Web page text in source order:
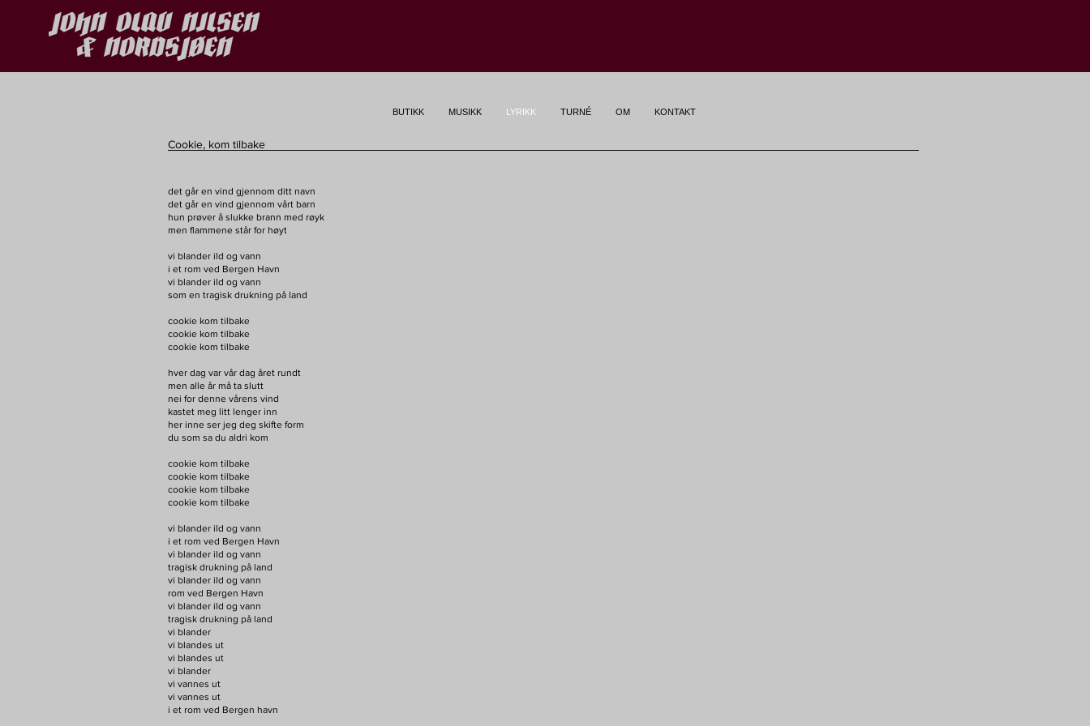
BUTIKK MUSIKK LYRIKK TURNÉ OM KONTAKT
Cookie, kom tilbake
det går en vind gjennom ditt navn
det går en vind gjennom vårt barn
hun prøver å slukke brann med røyk
men flammene står for høyt
vi blander ild og vann
i et rom ved Bergen Havn
vi blander ild og vann
som en tragisk drukning på land
cookie kom tilbake
cookie kom tilbake
cookie kom tilbake
hver dag var vår dag året rundt
men alle år må ta slutt
nei for denne vårens vind
kastet meg litt lenger inn
her inne ser jeg deg skifte form
du som sa du aldri kom
cookie kom tilbake
cookie kom tilbake
cookie kom tilbake
cookie kom tilbake
vi blander ild og vann
i et rom ved Bergen Havn
vi blander ild og vann
tragisk drukning på land
vi blander ild og vann
rom ved Bergen Havn
vi blander ild og vann
tragisk drukning på land
vi blander
vi blandes ut
vi blandes ut
vi blander
vi vannes ut
vi vannes ut
i et rom ved Bergen havn